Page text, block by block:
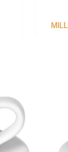
MILL